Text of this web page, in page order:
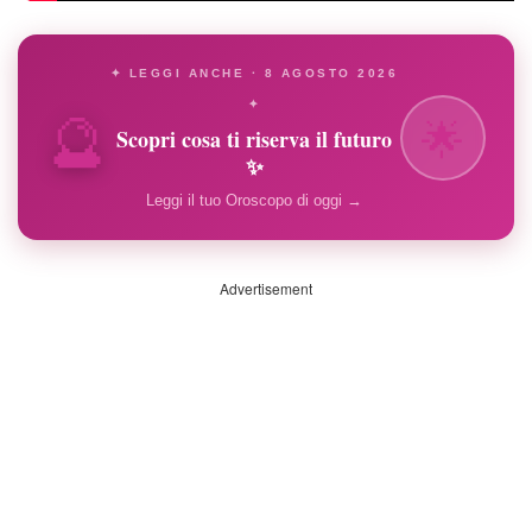
🔮
✦ LEGGI ANCHE · 8 AGOSTO 2026
✦
Scopri cosa ti riserva il futuro
✨
Leggi il tuo Oroscopo di oggi →
Advertisement